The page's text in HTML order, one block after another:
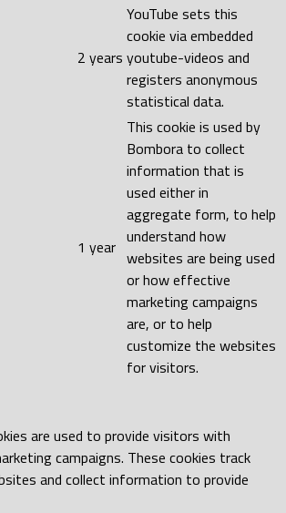
2 years
YouTube sets this
cookie via embedded
youtube-videos and
registers anonymous
statistical data.
1 year
This cookie is used by
Bombora to collect
information that is
used either in
aggregate form, to help
understand how
websites are being used
or how effective
marketing campaigns
are, or to help
customize the websites
for visitors.
are used to provide visitors with
campaigns. These cookies track
and collect information to provide